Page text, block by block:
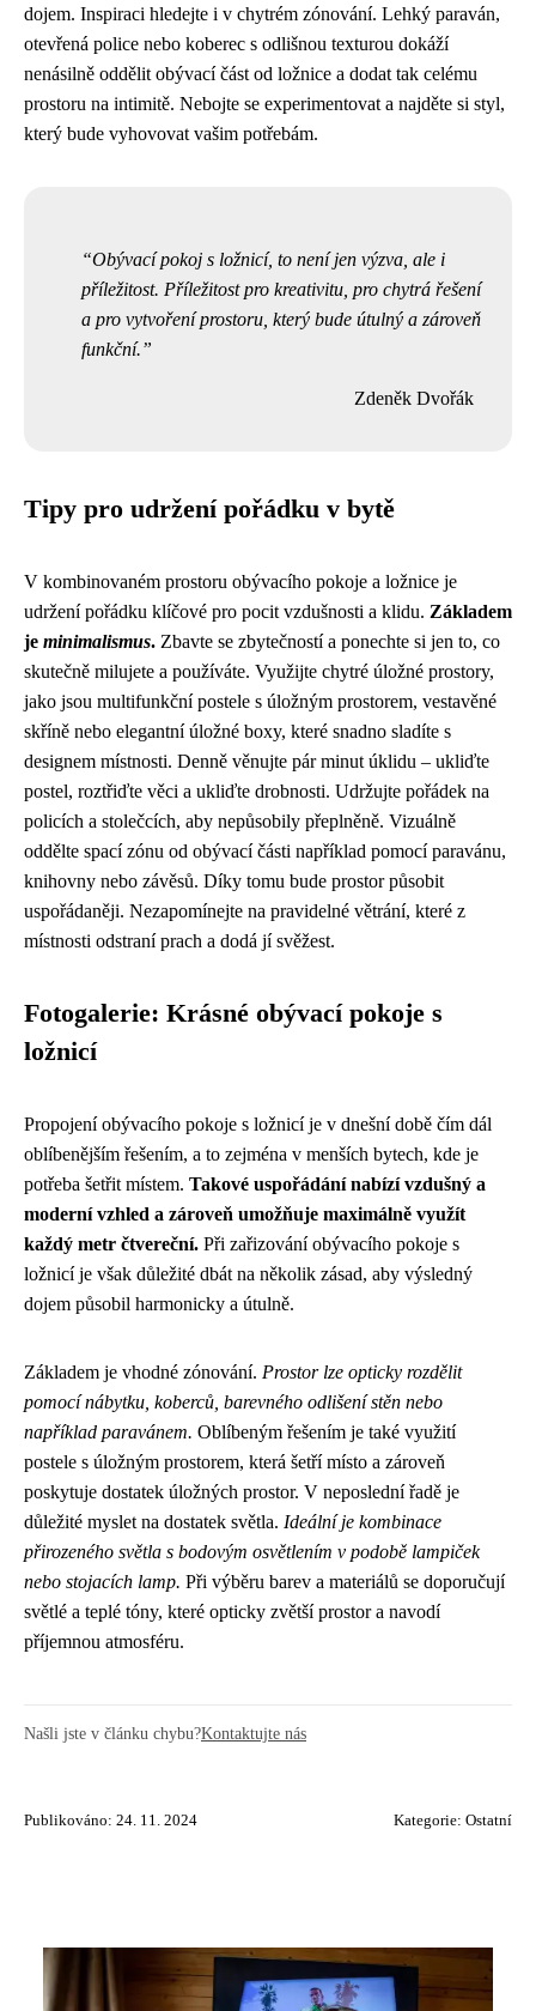
dojem. Inspiraci hledejte i v chytrém zónování. Lehký paraván,
otevřená police nebo koberec s odlišnou texturou dokáží
nenásilně oddělit obývací část od ložnice a dodat tak celému
prostoru na intimitě. Nebojte se experimentovat a najděte si styl,
který bude vyhovovat vašim potřebám.
Obývací pokoj s ložnicí, to není jen výzva, ale i
příležitost. Příležitost pro kreativitu, pro chytrá řešení
a pro vytvoření prostoru, který bude útulný a zároveň
funkční.
Zdeněk Dvořák
Tipy pro udržení pořádku v bytě
V kombinovaném prostoru obývacího pokoje a ložnice je
udržení pořádku klíčové pro pocit vzdušnosti a klidu. Základem
je minimalismus. Zbavte se zbytečností a ponechte si jen to, co
skutečně milujete a používáte. Využijte chytré úložné prostory,
jako jsou multifunkční postele s úložným prostorem, vestavěné
skříně nebo elegantní úložné boxy, které snadno sladíte s
designem místnosti. Denně věnujte pár minut úklidu – ukliďte
postel, roztřiďte věci a ukliďte drobnosti. Udržujte pořádek na
policích a stolečcích, aby nepůsobily přeplněně. Vizuálně
oddělte spací zónu od obývací části například pomocí paravánu,
knihovny nebo závěsů. Díky tomu bude prostor působit
uspořádaněji. Nezapomínejte na pravidelné větrání, které z
místnosti odstraní prach a dodá jí svěžest.
Fotogalerie: Krásné obývací pokoje s
ložnicí
Propojení obývacího pokoje s ložnicí je v dnešní době čím dál
oblíbenějším řešením, a to zejména v menších bytech, kde je
potřeba šetřit místem. Takové uspořádání nabízí vzdušný a
moderní vzhled a zároveň umožňuje maximálně využít
každý metr čtvereční. Při zařizování obývacího pokoje s
ložnicí je však důležité dbát na několik zásad, aby výsledný
dojem působil harmonicky a útulně.
Základem je vhodné zónování. Prostor lze opticky rozdělit
pomocí nábytku, koberců, barevného odlišení stěn nebo
například paravánem. Oblíbeným řešením je také využití
postele s úložným prostorem, která šetří místo a zároveň
poskytuje dostatek úložných prostor. V neposlední řadě je
důležité myslet na dostatek světla. Ideální je kombinace
přirozeného světla s bodovým osvětlením v podobě lampiček
nebo stojacích lamp. Při výběru barev a materiálů se doporučují
světlé a teplé tóny, které opticky zvětší prostor a navodí
příjemnou atmosféru.
Našli jste v článku chybu?Kontaktujte nás
Publikováno: 24. 11. 2024 Kategorie: Ostatní